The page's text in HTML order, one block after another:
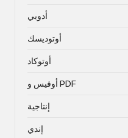
أدوبي
أوتوديسك
أوتوكاد
أوفيس و PDF
إنتاجية
إندي